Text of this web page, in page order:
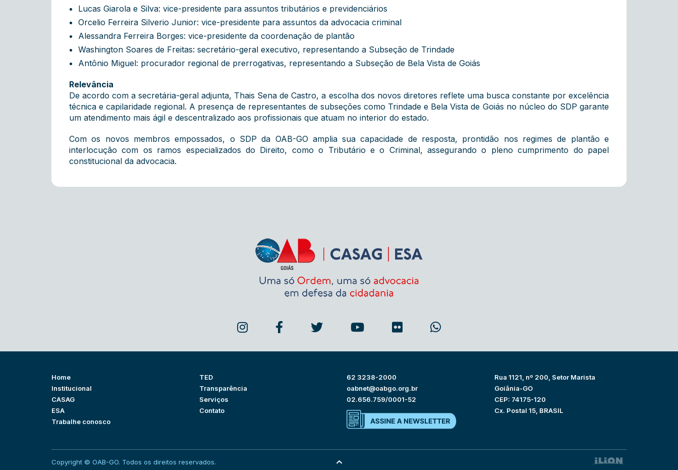
Lucas Giarola e Silva: vice-presidente para assuntos tributários e previdenciários
Orcelio Ferreira Silverio Junior: vice-presidente para assuntos da advocacia criminal
Alessandra Ferreira Borges: vice-presidente da coordenação de plantão
Washington Soares de Freitas: secretário-geral executivo, representando a Subseção de Trindade
Antônio Miguel: procurador regional de prerrogativas, representando a Subseção de Bela Vista de Goiás
Relevância
De acordo com a secretária-geral adjunta, Thais Sena de Castro, a escolha dos novos diretores reflete uma busca constante por excelência
técnica e capilaridade regional. A presença de representantes de subseções como Trindade e Bela Vista de Goiás no núcleo do SDP garante
um atendimento mais ágil e descentralizado aos profissionais que atuam no interior do estado.
Com os novos membros empossados, o SDP da OAB-GO amplia sua capacidade de resposta, prontidão nos regimes de plantão e
interlocução com os ramos especializados do Direito, como o Tributário e o Criminal, assegurando o pleno cumprimento do papel
constitucional da advocacia.
Home
Institucional
CASAG
ESA
Trabalhe conosco
TED
Transparência
Serviços
Contato
62 3238-2000
oabnet@oabgo.org.br
02.656.759/0001-52
Rua 1121, nº 200, Setor Marista
Goiânia-GO
CEP: 74175-120
Cx. Postal 15, BRASIL
Copyright © OAB-GO. Todos os direitos reservados.